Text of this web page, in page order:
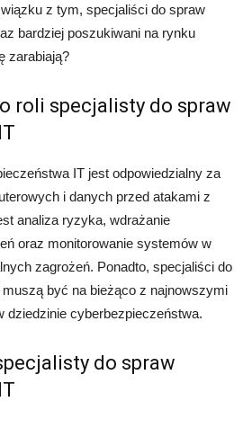
z tym, specjaliści do spraw
bardziej poszukiwani na rynku
zarabiają?
roli specjalisty do spraw
IT jest odpowiedzialny za
i danych przed atakami z
analiza ryzyka, wdrażanie
oraz monitorowanie systemów w
zagrożeń. Ponadto, specjaliści do
być na bieżąco z najnowszymi
dziedzinie cyberbezpieczeństwa.
do spraw